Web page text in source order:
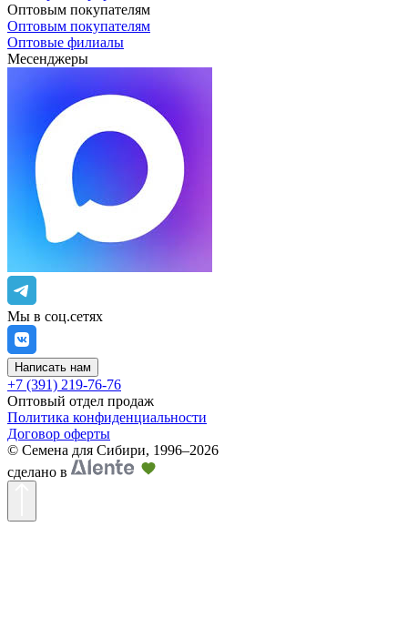
Оптовым покупателям
Оптовым покупателям
Оптовые филиалы
Месенджеры
Мы в соц.сетях
Написать нам
+7 (391) 219-76-76
Оптовый отдел продаж
Политика конфиденциальности
Договор оферты
© Семена для Сибири, 1996–2026
сделано в